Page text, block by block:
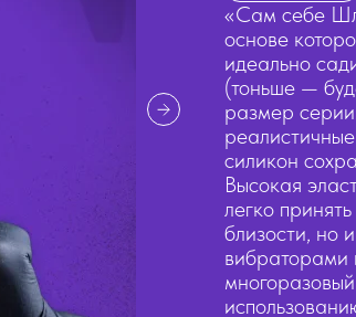
«Сам себе
основе
идеально
(тоньше —
размер
силикон
Высокая
легко
близости, но
вибраторами